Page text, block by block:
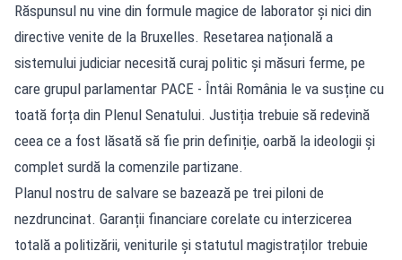
Răspunsul nu vine din formule magice de laborator și nici din
directive venite de la Bruxelles. Resetarea națională a
sistemului judiciar necesită curaj politic și măsuri ferme, pe
care grupul parlamentar PACE - Întâi România le va susține cu
toată forța din Plenul Senatului. Justiția trebuie să redevină
ceea ce a fost lăsată să fie prin definiție, oarbă la ideologii și
complet surdă la comenzile partizane.
Planul nostru de salvare se bazează pe trei piloni de
nezdruncinat. Garanții financiare corelate cu interzicerea
totală a politizării, veniturile și statutul magistraților trebuie